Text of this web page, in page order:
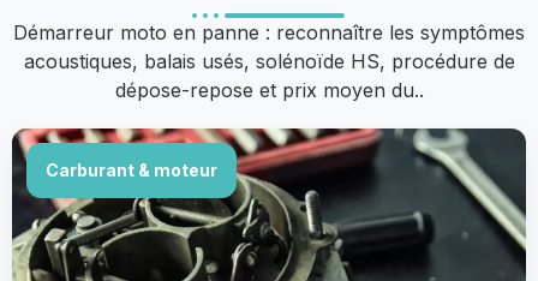
Démarreur moto en panne : reconnaître les symptômes
acoustiques, balais usés, solénoïde HS, procédure de
dépose-repose et prix moyen du..
Carburant & moteur